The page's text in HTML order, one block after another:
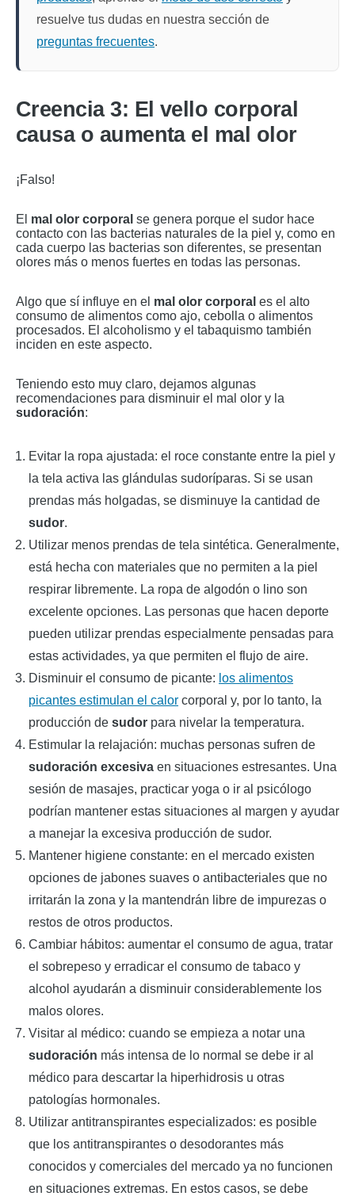
resuelve tus dudas en nuestra sección de
preguntas frecuentes.
Creencia 3: El vello corporal
causa o aumenta el mal olor
¡Falso!
El mal olor corporal se genera porque el sudor hace
contacto con las bacterias naturales de la piel y, como en
cada cuerpo las bacterias son diferentes, se presentan
olores más o menos fuertes en todas las personas.
Algo que sí influye en el mal olor corporal es el alto
consumo de alimentos como ajo, cebolla o alimentos
procesados. El alcoholismo y el tabaquismo también
inciden en este aspecto.
Teniendo esto muy claro, dejamos algunas
recomendaciones para disminuir el mal olor y la
sudoración:
Evitar la ropa ajustada: el roce constante entre la piel y
la tela activa las glándulas sudoríparas. Si se usan
prendas más holgadas, se disminuye la cantidad de
sudor.
Utilizar menos prendas de tela sintética. Generalmente,
está hecha con materiales que no permiten a la piel
respirar libremente. La ropa de algodón o lino son
excelente opciones. Las personas que hacen deporte
pueden utilizar prendas especialmente pensadas para
estas actividades, ya que permiten el flujo de aire.
Disminuir el consumo de picante: los alimentos
picantes estimulan el calor corporal y, por lo tanto, la
producción de sudor para nivelar la temperatura.
Estimular la relajación: muchas personas sufren de
sudoración excesiva en situaciones estresantes. Una
sesión de masajes, practicar yoga o ir al psicólogo
podrían mantener estas situaciones al margen y ayudar
a manejar la excesiva producción de sudor.
Mantener higiene constante: en el mercado existen
opciones de jabones suaves o antibacteriales que no
irritarán la zona y la mantendrán libre de impurezas o
restos de otros productos.
Cambiar hábitos: aumentar el consumo de agua, tratar
el sobrepeso y erradicar el consumo de tabaco y
alcohol ayudarán a disminuir considerablemente los
malos olores.
Visitar al médico: cuando se empieza a notar una
sudoración más intensa de lo normal se debe ir al
médico para descartar la hiperhidrosis u otras
patologías hormonales.
Utilizar antitranspirantes especializados: es posible
que los antitranspirantes o desodorantes más
conocidos y comerciales del mercado ya no funcionen
en situaciones extremas. En estos casos, se debe